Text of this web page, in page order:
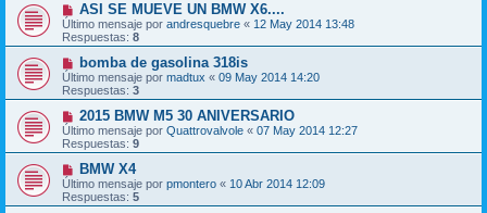
ASI SE MUEVE UN BMW X6....
Último mensaje por andresquebre « 12 May 2014 13:48
Respuestas: 8
bomba de gasolina 318is
Último mensaje por madtux « 09 May 2014 14:20
Respuestas: 3
2015 BMW M5 30 ANIVERSARIO
Último mensaje por Quattrovalvole « 07 May 2014 12:27
Respuestas: 9
BMW X4
Último mensaje por pmontero « 10 Abr 2014 12:09
Respuestas: 5